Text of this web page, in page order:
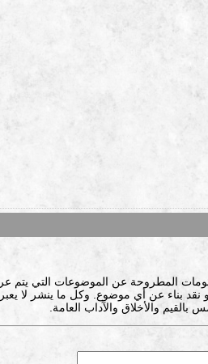
المطروحة عن الموضوعات التي يتم
بناء عن أي موضوع. وكل ما ينشر لا
والأخلاق والآداب العامة.